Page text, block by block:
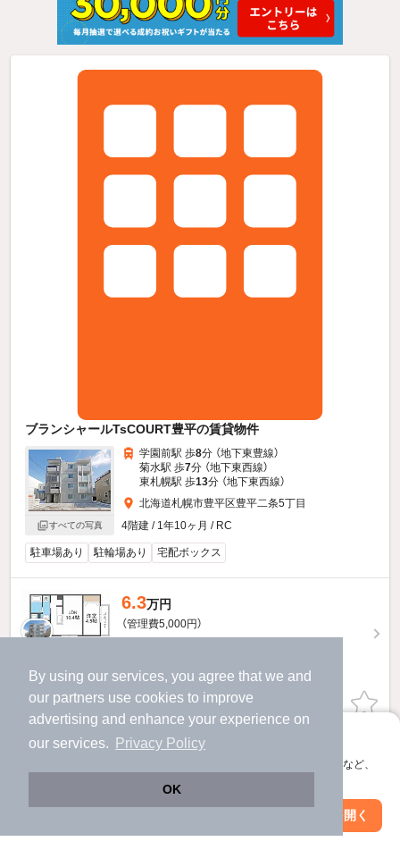
By using our services, you agree that we and
our partners use cookies to improve
advertising and enhance your experience on
our services.
Privacy Policy
OK
アプリに切り替えて、サクサクお部屋探し
会員登録なしですぐ使える。マップ検索やお気に入り保存など、
アプリを開く
ブランシャールTsCOURT豊平の賃貸物件
すべての写真
学園前駅 歩8分 （地下東豊線）
菊水駅 歩7分 （地下東西線）
東札幌駅 歩13分 （地下東西線）
北海道札幌市豊平区豊平二条5丁目
4階建 / 1年10ヶ月 / RC
駐車場あり 駐輪場あり 宅配ボックス
6.3万円
（管理費5,000円）
2階 / 1LDK / 35.28㎡
お問い合わせ （無料）
提供
ブランシャールTsCOURT豊平のすべての部屋を見る
絞り込み条件を変更